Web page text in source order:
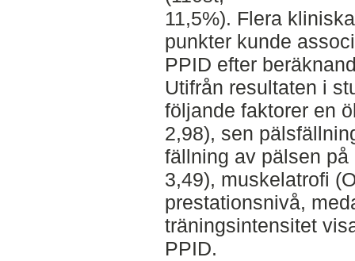
11,5%). Flera
punkter kunde
PPID efter
Utifrån resultaten i
följande faktorer en
2,98), sen
fällning av pälsen
3,49), muskelatrofi
prestationsnivå,
träningsintensitet
PPID.